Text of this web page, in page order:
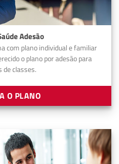
Adesão
com plano individual e familiar
o plano por adesão para
de classes.
O PLANO